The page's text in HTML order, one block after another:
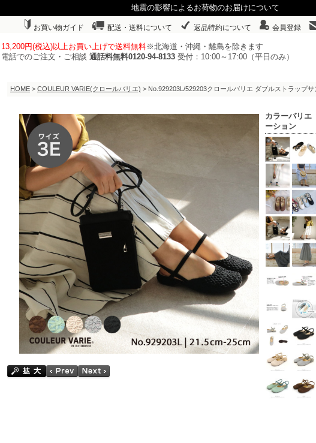
地震の影響によるお荷物のお届けについて
お買い物ガイド 配送・送料について 返品特約について 会員登録
13,200円(税込)以上お買い上げで送料無料※北海道・沖縄・離島を除きます
電話でのご注文・ご相談 通話料無料0120-94-8133 受付：10:00～17:00（平日のみ）
HOME > COULEUR VARIE(クロールバリエ) > No.929203L/529203クロールバリエ ダブルストラップ
カラーバリエ
ーション